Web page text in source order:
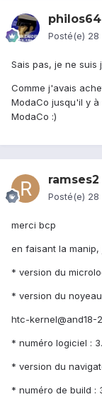
philos64
Posté(e) 28
Sais pas, je ne suis
Comme j'avais
ModaCo jusqu'il y à
ModaCo :)
ramses2
Posté(e) 28
merci bcp
en faisant la manip,
* version du
* version du
htc-kernel@and18-
* numéro logiciel :
* version du
* numéro de build :